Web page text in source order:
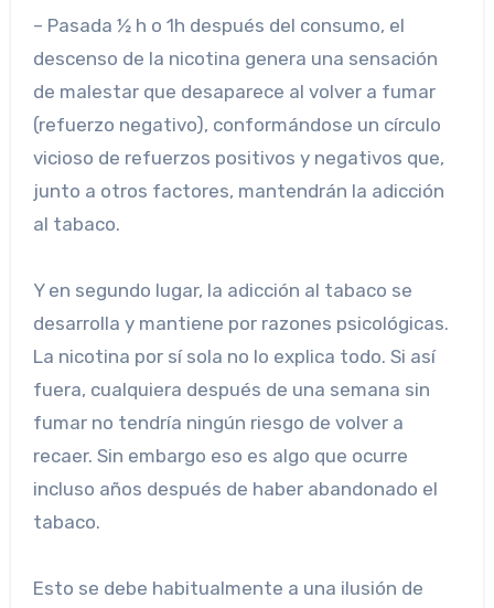
– Pasada ½ h o 1h después del consumo, el
descenso de la nicotina genera una sensación
de malestar que desaparece al volver a fumar
(refuerzo negativo), conformándose un círculo
vicioso de refuerzos positivos y negativos que,
junto a otros factores, mantendrán la adicción
al tabaco.
Y en segundo lugar, la adicción al tabaco se
desarrolla y mantiene por razones psicológicas.
La nicotina por sí sola no lo explica todo. Si así
fuera, cualquiera después de una semana sin
fumar no tendría ningún riesgo de volver a
recaer. Sin embargo eso es algo que ocurre
incluso años después de haber abandonado el
tabaco.
Esto se debe habitualmente a una ilusión de